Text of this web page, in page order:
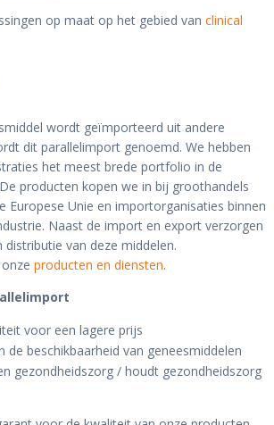
op maat op het gebied van clinical
wordt geïmporteerd uit andere
dit parallelimport genoemd. We hebben
het meest brede portfolio in de
producten kopen we in bij groothandels
Europese Unie en importorganisaties binnen
Naast de import en export verzorgen
van deze middelen.
producten en diensten.
voor een lagere prijs
de beschikbaarheid van geneesmiddelen
gezondheidszorg / houdt gezondheidszorg